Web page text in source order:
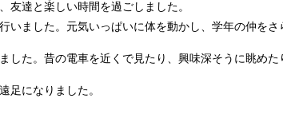
達と楽しい時間を過ごしました。
いました。元気いっぱいに体を動かし、学年の仲をさ
した。昔の電車を近くで見たり、興味深そうに眺め
足になりました。